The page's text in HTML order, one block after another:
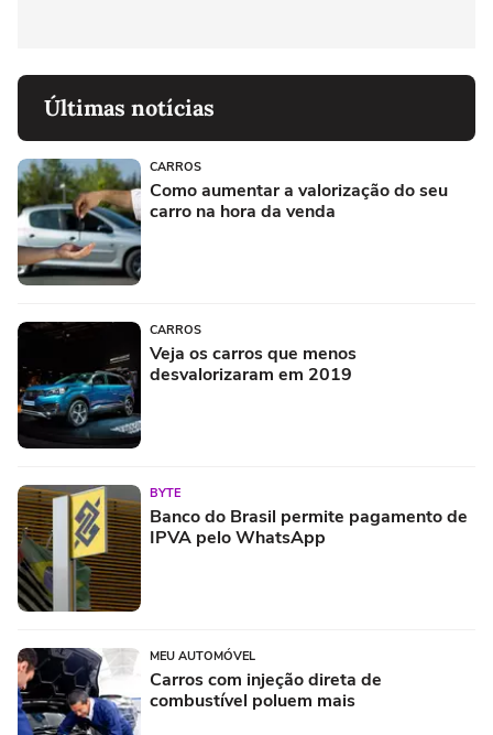
Últimas notícias
CARROS
Como aumentar a valorização do seu
carro na hora da venda
CARROS
Veja os carros que menos
desvalorizaram em 2019
BYTE
Banco do Brasil permite pagamento de
IPVA pelo WhatsApp
MEU AUTOMÓVEL
Carros com injeção direta de
combustível poluem mais